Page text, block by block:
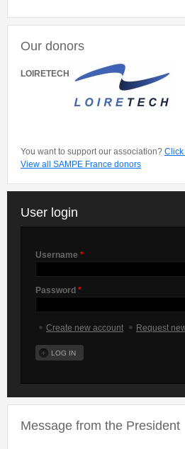
Our donors
LOIRETECH
You want to support our association? Click
View all SAMPE France donors
User login
Username *
Password *
Create new account Request
Message from the President